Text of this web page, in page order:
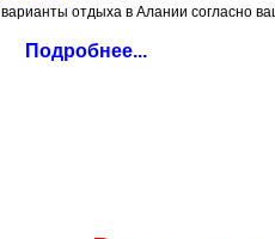
варианты отдыха в Алании согласно
Подробнее...